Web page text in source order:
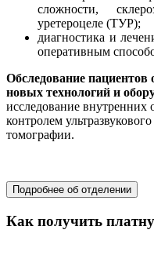
сложности,
уретероцеле (ТУР);
диагностика и
оперативным
Обследование пациентов
новых технологий и
исследование внутренних
контролем
томографии.
Подробнее об отделении
Как получить